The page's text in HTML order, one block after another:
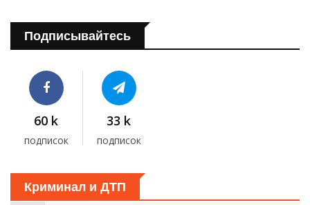
Подписывайтесь
60 k
подписок
33 k
подписок
Криминал и ДТП